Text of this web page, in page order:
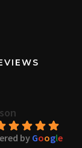
by Google